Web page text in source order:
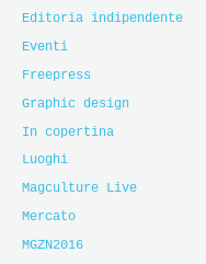
Editoria indipendente
Eventi
Freepress
Graphic design
In copertina
Luoghi
Magculture Live
Mercato
MGZN2016